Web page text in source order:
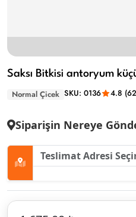
Saksı Bitkisi antoryum
Normal Çicek SKU: 0136 4.8
Siparişin Nereye